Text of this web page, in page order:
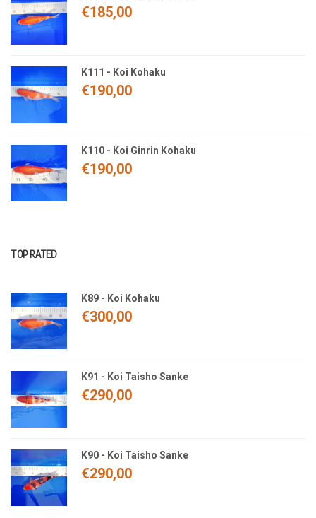
€185,00
K111 - Koi Kohaku
€190,00
K110 - Koi Ginrin Kohaku
€190,00
TOP RATED
K89 - Koi Kohaku
€300,00
K91 - Koi Taisho Sanke
€290,00
K90 - Koi Taisho Sanke
€290,00